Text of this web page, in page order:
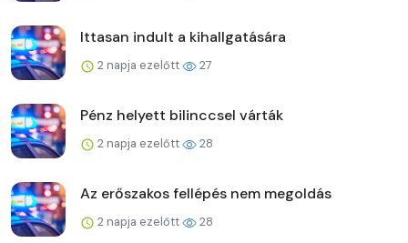
Ittasan indult a kihallgatására
2 napja ezelőtt 27
Pénz helyett bilinccsel várták
2 napja ezelőtt 28
Az erőszakos fellépés nem megoldás
2 napja ezelőtt 28